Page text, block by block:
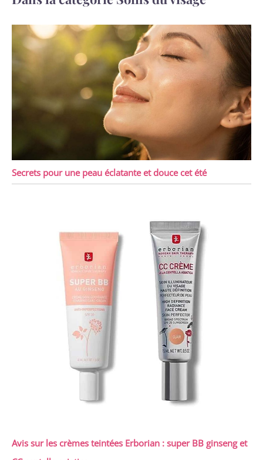
NUMÉRIQUE : forte de
plus de 20 ans
d’expérience dans la
fabrication de balance de
cuisine precision
numériques, notre usine
spécialisée est certifiée
ISO et responsable
socialement. Toutes les
balance de cuisine
Électronique Vitafit sont
fièrement conçues et
fabriquées par nos soins.
Vitafit : inspirée par la
vie, pour une vie
Secrets pour une peau éclatante et douce cet été
Avis sur les crèmes teintées Erborian : super BB ginseng et